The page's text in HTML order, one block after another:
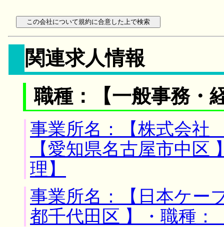
関連求人情報
職種：【一般事務・
事業所名：【株式会
【愛知県名古屋市中区
理】
事業所名：【日本ケー
都千代田区 】・職種：